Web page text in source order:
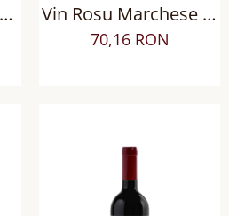
Vin Rosu Marchese di
Borgosole Salice di
Salentino Riserva
70,16 RON